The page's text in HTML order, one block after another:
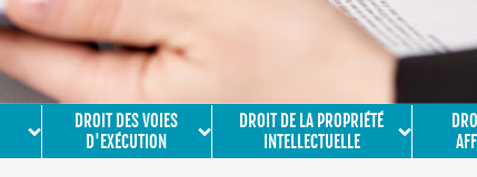
DROIT DES VOIES
D'EXÉCUTION
DROIT DE LA PROPRIÉTÉ
INTELLECTUELLE